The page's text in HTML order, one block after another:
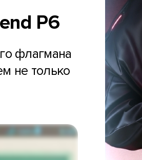
P6
флагмана
не только